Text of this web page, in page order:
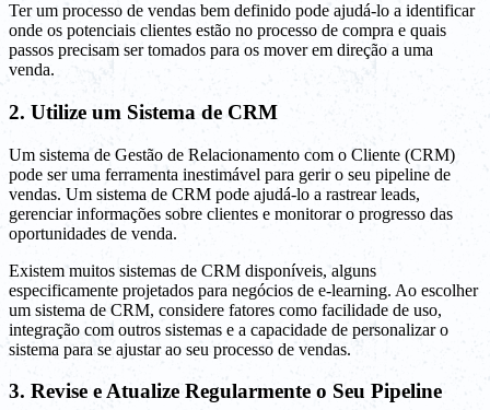
Ter um processo de vendas bem definido pode ajudá-lo a identificar
onde os potenciais clientes estão no processo de compra e quais
passos precisam ser tomados para os mover em direção a uma
venda.
2. Utilize um Sistema de CRM
Um sistema de Gestão de Relacionamento com o Cliente (CRM)
pode ser uma ferramenta inestimável para gerir o seu pipeline de
vendas. Um sistema de CRM pode ajudá-lo a rastrear leads,
gerenciar informações sobre clientes e monitorar o progresso das
oportunidades de venda.
Existem muitos sistemas de CRM disponíveis, alguns
especificamente projetados para negócios de e-learning. Ao escolher
um sistema de CRM, considere fatores como facilidade de uso,
integração com outros sistemas e a capacidade de personalizar o
sistema para se ajustar ao seu processo de vendas.
3. Revise e Atualize Regularmente o Seu Pipeline